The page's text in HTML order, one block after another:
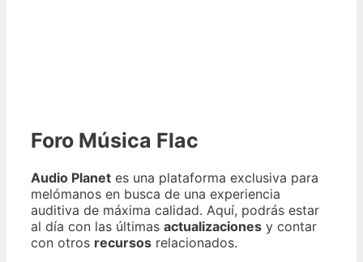
Foro Música Flac
Audio Planet es una plataforma exclusiva para
melómanos en busca de una experiencia
auditiva de máxima calidad. Aquí, podrás estar
al día con las últimas actualizaciones y contar
con otros recursos relacionados.